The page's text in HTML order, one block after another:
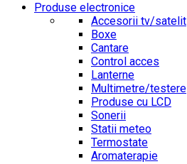
Produse electronice
Accesorii tv/satelit
Boxe
Cantare
Control acces
Lanterne
Multimetre/testere
Produse cu LCD
Sonerii
Statii meteo
Termostate
Aromaterapie